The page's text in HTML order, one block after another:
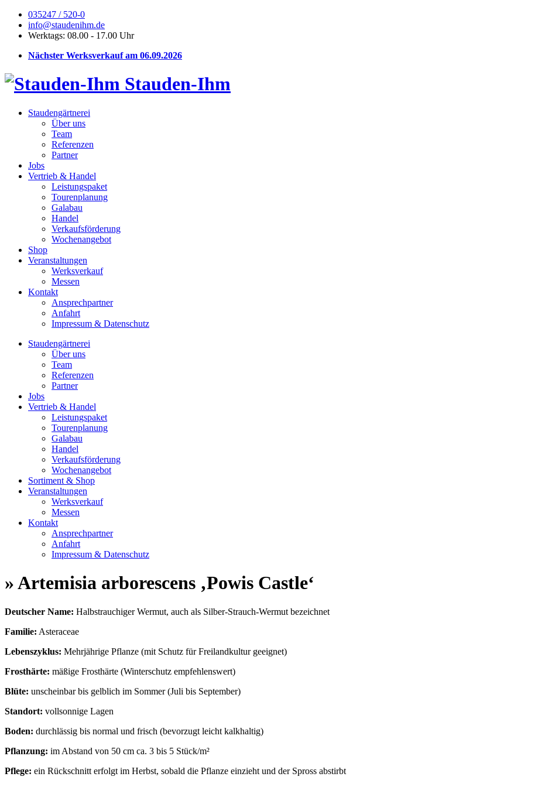
035247 / 520-0
info@staudenihm.de
Werktags: 08.00 - 17.00 Uhr
Nächster Werksverkauf am 06.09.2026
Stauden-Ihm
Staudengärtnerei
Über uns
Team
Referenzen
Partner
Jobs
Vertrieb & Handel
Leistungspaket
Tourenplanung
Galabau
Handel
Verkaufsförderung
Wochenangebot
Shop
Veranstaltungen
Werksverkauf
Messen
Kontakt
Ansprechpartner
Anfahrt
Impressum & Datenschutz
Staudengärtnerei
Über uns
Team
Referenzen
Partner
Jobs
Vertrieb & Handel
Leistungspaket
Tourenplanung
Galabau
Handel
Verkaufsförderung
Wochenangebot
Sortiment & Shop
Veranstaltungen
Werksverkauf
Messen
Kontakt
Ansprechpartner
Anfahrt
Impressum & Datenschutz
» Artemisia arborescens ‚Powis Castle‘
Deutscher Name: Halbstrauchiger Wermut, auch als Silber-Strauch-Wermut bezeichnet
Familie: Asteraceae
Lebenszyklus: Mehrjährige Pflanze (mit Schutz für Freilandkultur geeignet)
Frosthärte: mäßige Frosthärte (Winterschutz empfehlenswert)
Blüte: unscheinbar bis gelblich im Sommer (Juli bis September)
Standort: vollsonnige Lagen
Boden: durchlässig bis normal und frisch (bevorzugt leicht kalkhaltig)
Pflanzung: im Abstand von 50 cm ca. 3 bis 5 Stück/m²
Pflege: ein Rückschnitt erfolgt im Herbst, sobald die Pflanze einzieht und der Spross abstirbt